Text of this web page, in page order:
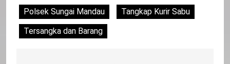
Polsek Sungai Mandau
Tangkap Kurir Sabu
Tersangka dan Barang